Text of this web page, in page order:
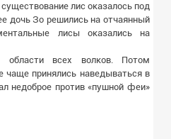
лис оказалось под
дочь Зо решились на отчаянный
лисы оказались на
области всех волков. Потом
чаще принялись наведываться в
недоброе против «пушной феи»